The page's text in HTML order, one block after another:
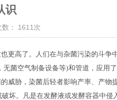
识
： 1611次
更高了。人们在与杂菌污染的斗争
菌空气制备设备等)和管道，应用
威胁，染菌后轻者影响产率、产物
坏。凡是在发酵液或发酵容器中侵